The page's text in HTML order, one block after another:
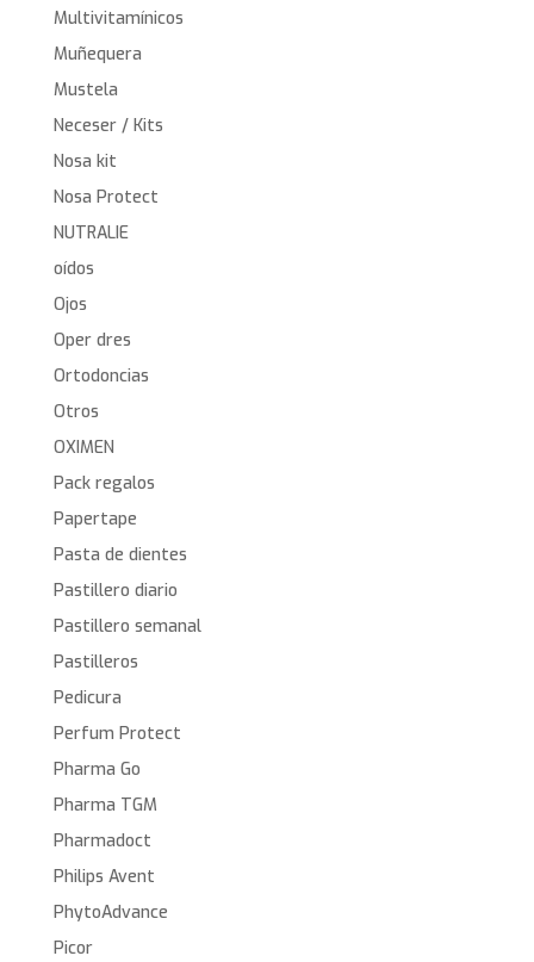
Multivitamínicos
Muñequera
Mustela
Neceser / Kits
Nosa kit
Nosa Protect
NUTRALIE
oídos
Ojos
Oper dres
Ortodoncias
Otros
OXIMEN
Pack regalos
Papertape
Pasta de dientes
Pastillero diario
Pastillero semanal
Pastilleros
Pedicura
Perfum Protect
Pharma Go
Pharma TGM
Pharmadoct
Philips Avent
PhytoAdvance
Picor